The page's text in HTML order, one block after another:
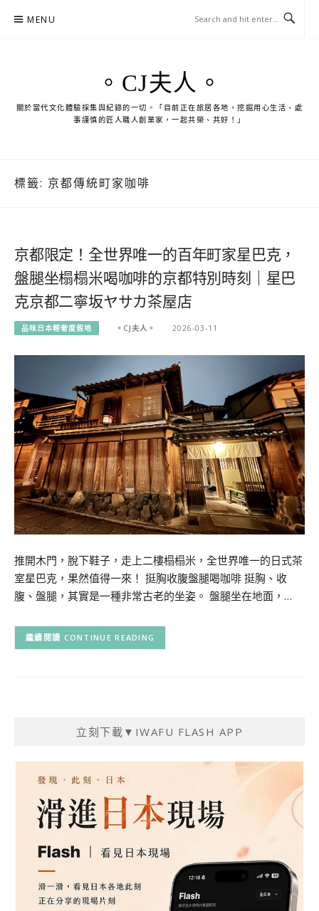
MENU
。CJ夫人。
關於當代文化體驗採集與紀錄的一切。「目前正在旅居各地，挖掘用心生活、處
事謹慎的匠人職人創業家，一起共榮、共好！」
標籤: 京都傳統町家咖啡
京都限定！全世界唯一的百年町家星巴克，
盤腿坐榻榻米喝咖啡的京都特別時刻｜星巴
克京都二寧坂ヤサカ茶屋店
品味日本輕奢度假地 。CJ夫人。 2026-03-11
推開木門，脫下鞋子，走上二樓榻榻米，全世界唯一的日式茶
室星巴克，果然值得一來！ 挺胸收腹盤腿喝咖啡 挺胸、收
腹、盤腿，其實是一種非常古老的坐姿。 盤腿坐在地面，…
CONTINUE READING
立刻下載▼IWAFU FLASH APP